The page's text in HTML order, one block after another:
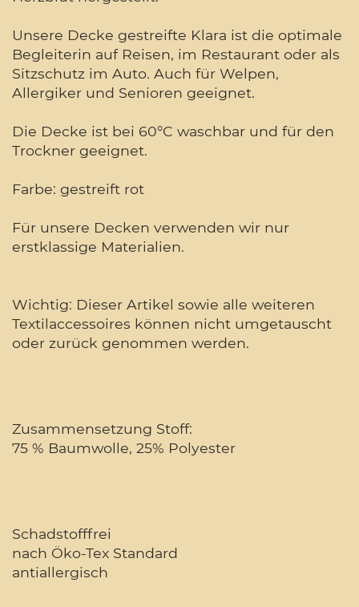
Unsere Decke gestreifte Klara ist die optimale
Begleiterin auf Reisen, im Restaurant oder als
Sitzschutz im Auto. Auch für Welpen,
Allergiker und Senioren geeignet.
Die Decke ist bei 60°C waschbar und für den
Trockner geeignet.
Farbe: gestreift rot
Für unsere Decken verwenden wir nur
erstklassige Materialien.
Wichtig: Dieser Artikel sowie alle weiteren
Textilaccessoires können nicht umgetauscht
oder zurück genommen werden.
Zusammensetzung Stoff:
75 % Baumwolle, 25% Polyester
Schadstofffrei
nach Öko-Tex Standard
antiallergisch